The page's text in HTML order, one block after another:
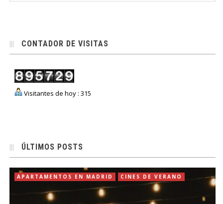
CONTADOR DE VISITAS
Visitantes de hoy : 315
ÚLTIMOS POSTS
APARTAMENTOS EN MADRID CINES DE VERANO